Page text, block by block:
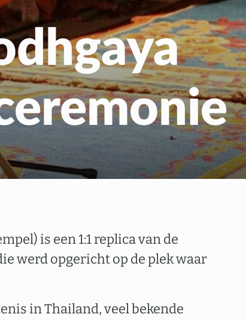
is een 1:1 replica van de
werd opgericht op de plek waar
in Thailand, veel bekende